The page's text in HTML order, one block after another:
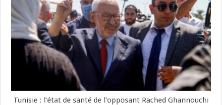
Tunisie : l’état de santé de l’opposant Rached Ghannouchi